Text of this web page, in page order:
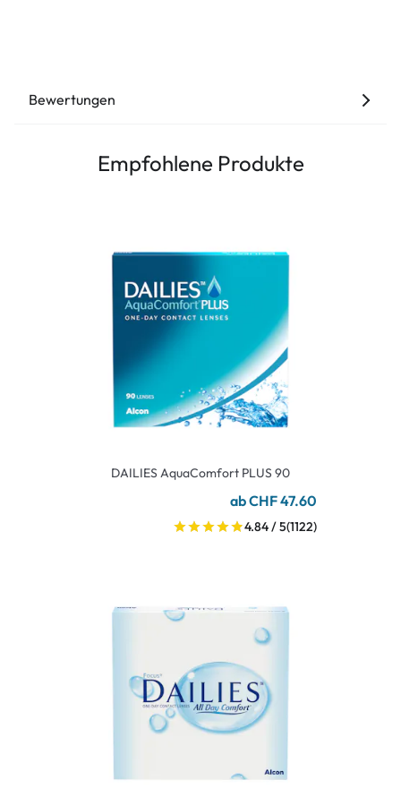
Bewertungen
Empfohlene Produkte
DAILIES AquaComfort PLUS 90
ab CHF 47.60
4.84 / 5(1122)